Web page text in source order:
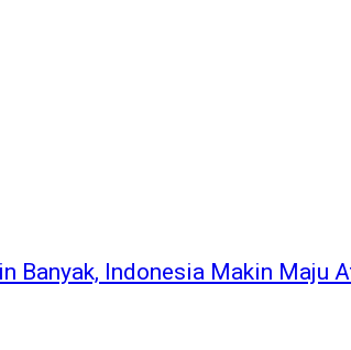
Banyak, Indonesia Makin Maju